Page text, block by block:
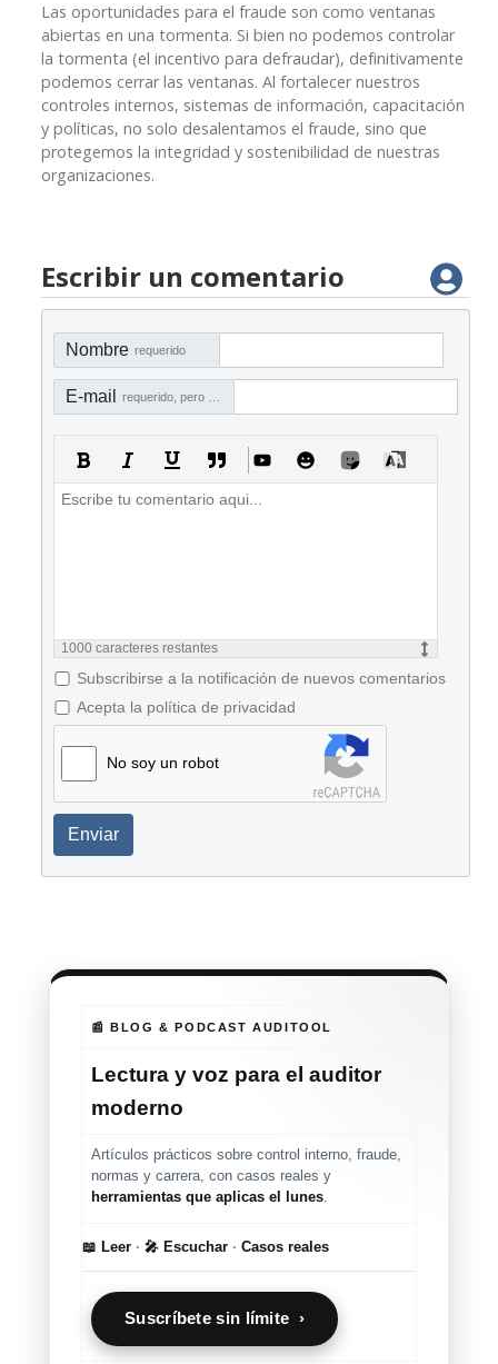
Las oportunidades para el fraude son como ventanas
abiertas en una tormenta. Si bien no podemos controlar
la tormenta (el incentivo para defraudar), definitivamente
podemos cerrar las ventanas. Al fortalecer nuestros
controles internos, sistemas de información, capacitación
y políticas, no solo desalentamos el fraude, sino que
protegemos la integridad y sostenibilidad de nuestras
organizaciones.
Escribir un comentario
Nombre requerido
E-mail
1000 caracteres restantes
Subscribirse a la notificación de nuevos comentarios
Acepta la política de privacidad
No soy un robot
Enviar
📰 BLOG & PODCAST AUDITOOL
Lectura y voz para el auditor
moderno
Artículos prácticos sobre control interno, fraude,
normas y carrera, con casos reales y
herramientas que aplicas el lunes.
📖 Leer · 🎤 Escuchar · Casos reales
Suscríbete sin límite ›